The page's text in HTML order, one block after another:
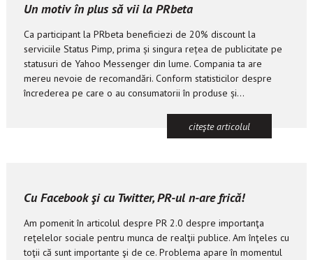
Un motiv în plus să vii la PRbeta
Ca participant la PRbeta beneficiezi de 20% discount la
serviciile Status Pimp, prima și singura rețea de publicitate pe
statusuri de Yahoo Messenger din lume. Compania ta are
mereu nevoie de recomandări. Conform statisticilor despre
încrederea pe care o au consumatorii în produse și...
citeşte articolul
Cu Facebook şi cu Twitter, PR-ul n-are frică!
Am pomenit în articolul despre PR 2.0 despre importanţa
reţelelor sociale pentru munca de realţii publice. Am înţeles cu
toţii că sunt importante şi de ce. Problema apare în momentul